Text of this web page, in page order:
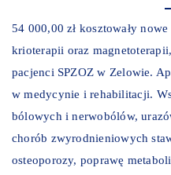
54 000,00 zł kosztowały
krioterapii oraz
pacjenci SPZOZ w Zelowie.
w medycynie i rehabilitacji.
bólowych i nerwobólów,
chorób zwyrodnieniowych
osteoporozy, poprawę